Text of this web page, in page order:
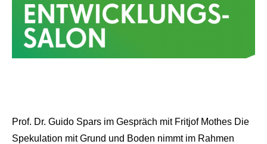
Prof. Dr. Guido Spars im Gespräch mit Fritjof Mothes Die
Spekulation mit Grund und Boden nimmt im Rahmen